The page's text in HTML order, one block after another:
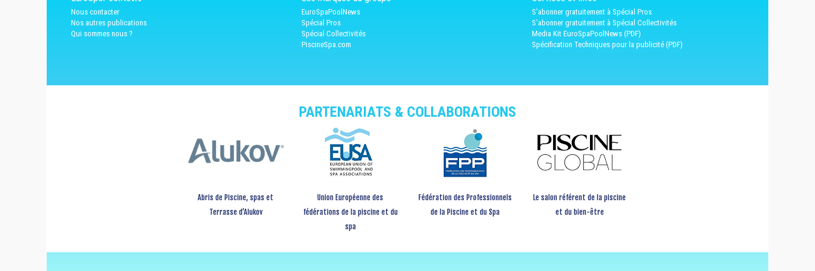
Nous contacter
Nos autres publications
Qui sommes nous ?
EuroSpaPoolNews
Spécial Pros
Spécial Collectivités
PiscineSpa.com
S'abonner gratuitement à Spécial Pros
S'abonner gratuitement à Spécial Collectivités
Media Kit EuroSpaPoolNews (PDF)
Spécification Techniques pour la publicité (PDF)
PARTENARIATS & COLLABORATIONS
Abris de Piscine, spas et
Terrasse d’Alukov
Union Européenne des
fédérations de la piscine et du
spa
Fédération des Professionnels
de la Piscine et du Spa
Le salon référent de la piscine
et du bien-être